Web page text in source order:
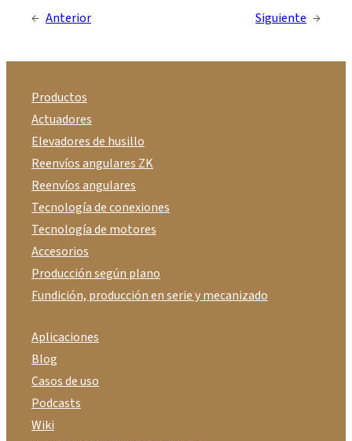
← Anterior Siguiente →
Productos
Actuadores
Elevadores de husillo
Reenvíos angulares ZK
Reenvíos angulares
Tecnología de conexiones
Tecnología de motores
Accesorios
Producción según plano
Fundición, producción en serie y mecanizado
Aplicaciones
Blog
Casos de uso
Podcasts
Wiki